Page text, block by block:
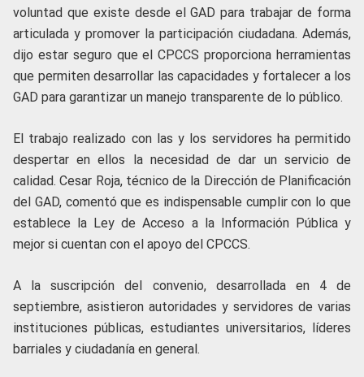
voluntad que existe desde el GAD para trabajar de forma
articulada y promover la participación ciudadana. Además,
dijo estar seguro que el CPCCS proporciona herramientas
que permiten desarrollar las capacidades y fortalecer a los
GAD para garantizar un manejo transparente de lo público.
El trabajo realizado con las y los servidores ha permitido
despertar en ellos la necesidad de dar un servicio de
calidad. Cesar Roja, técnico de la Dirección de Planificación
del GAD, comentó que es indispensable cumplir con lo que
establece la Ley de Acceso a la Información Pública y
mejor si cuentan con el apoyo del CPCCS.
A la suscripción del convenio, desarrollada en 4 de
septiembre, asistieron autoridades y servidores de varias
instituciones públicas, estudiantes universitarios, líderes
barriales y ciudadanía en general.